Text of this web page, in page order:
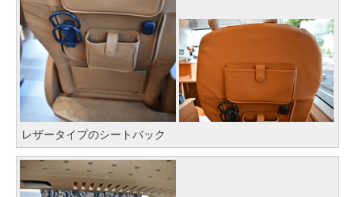
レザータイプのシートバック